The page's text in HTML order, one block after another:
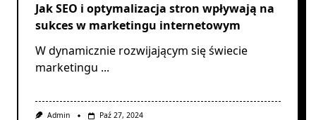
Jak SEO i optymalizacja stron wpływają na
sukces w marketingu internetowym
W dynamicznie rozwijającym się świecie
marketingu ...
Admin Paź 27, 2024